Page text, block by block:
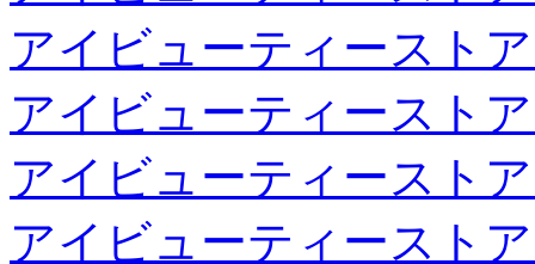
アイビューティースト
アイビューティースト
アイビューティースト
アイビューティースト